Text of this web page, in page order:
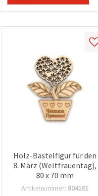
Holz-Bastelfigur für den
8. März (Weltfrauentag),
80 x 70 mm
Artikelnummer: 804161